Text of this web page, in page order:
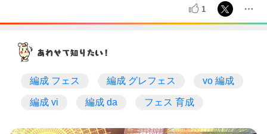
1
編成 フェス 編成 グレフェス vo 編成
編成 vi 編成 da フェス 育成